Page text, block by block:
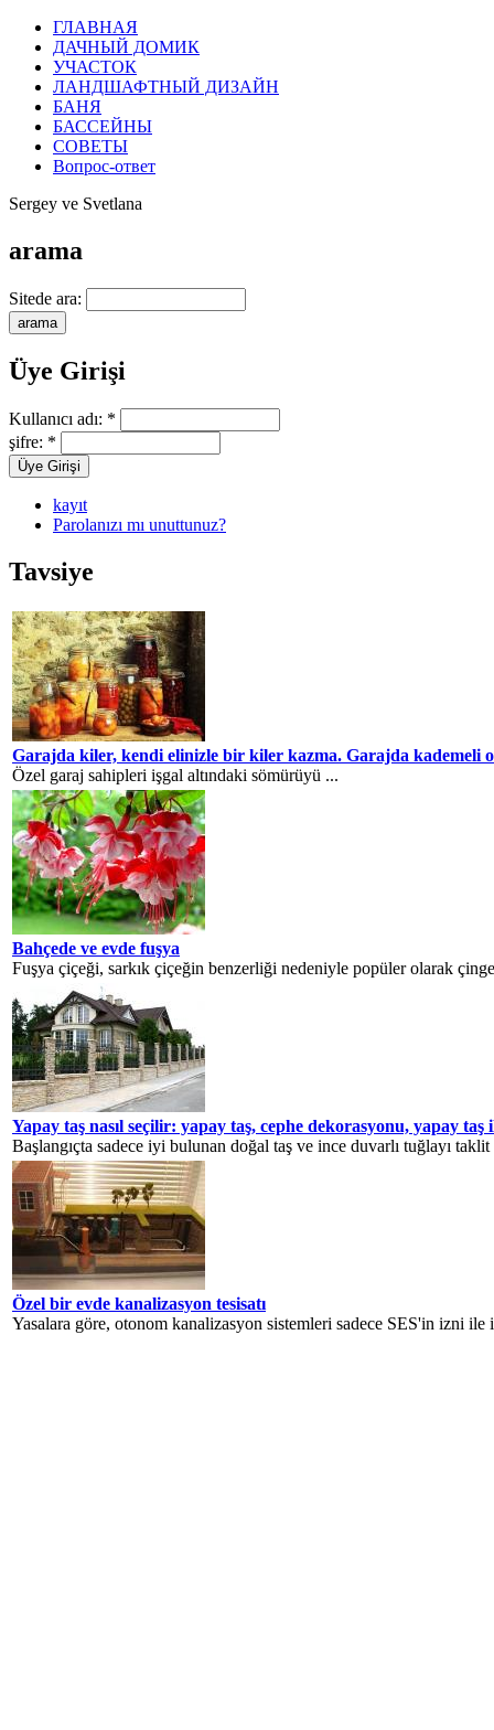
ГЛАВНАЯ
ДАЧНЫЙ ДОМИК
УЧАСТОК
ЛАНДШАФТНЫЙ ДИЗАЙН
БАНЯ
БАССЕЙНЫ
СОВЕТЫ
Вопрос-ответ
Sergey ve Svetlana
arama
Sitede ara:
Üye Girişi
Kullanıcı adı: *
şifre: *
kayıt
Parolanızı mı unuttunuz?
Tavsiye
Garajda kiler, kendi elinizle bir kiler kazma. Garajda kademeli
Özel garaj sahipleri işgal altındaki sömürüyü ...
Bahçede ve evde fuşya
Fuşya çiçeği, sarkık çiçeğin benzerliği nedeniyle popüler olarak
Yapay taş nasıl seçilir: yapay taş, cephe dekorasyonu, yapay taş
Başlangıçta sadece iyi bulunan doğal taş ve ince duvarlı tuğlayı
Özel bir evde kanalizasyon tesisatı
Yasalara göre, otonom kanalizasyon sistemleri sadece SES'in izni